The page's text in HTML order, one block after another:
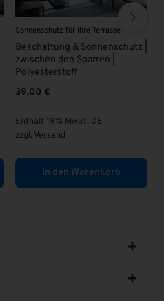
VSG - Glas
VSG Glas 8 mm | KLAR |
63,00€
Enthält 19% MwSt. DE
In den Warenkorb